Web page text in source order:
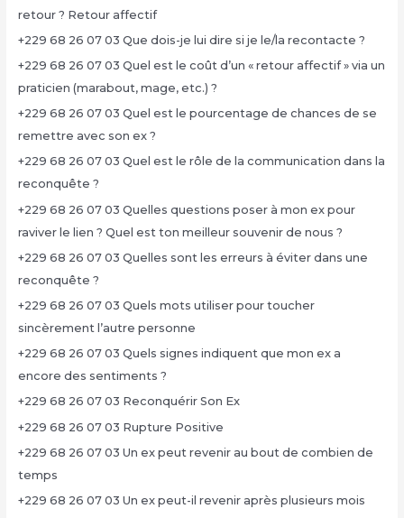
retour ? Retour affectif
+229 68 26 07 03 Que dois-je lui dire si je le/la recontacte ?
+229 68 26 07 03 Quel est le coût d’un « retour affectif » via un
praticien (marabout, mage, etc.) ?
+229 68 26 07 03 Quel est le pourcentage de chances de se
remettre avec son ex ?
+229 68 26 07 03 Quel est le rôle de la communication dans la
reconquête ?
+229 68 26 07 03 Quelles questions poser à mon ex pour
raviver le lien ? Quel est ton meilleur souvenir de nous ?
+229 68 26 07 03 Quelles sont les erreurs à éviter dans une
reconquête ?
+229 68 26 07 03 Quels mots utiliser pour toucher
sincèrement l’autre personne
+229 68 26 07 03 Quels signes indiquent que mon ex a
encore des sentiments ?
+229 68 26 07 03 Reconquérir Son Ex
+229 68 26 07 03 Rupture Positive
+229 68 26 07 03 Un ex peut revenir au bout de combien de
temps
+229 68 26 07 03 Un ex peut-il revenir après plusieurs mois